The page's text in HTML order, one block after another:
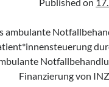
ambulante
Finanzierung von